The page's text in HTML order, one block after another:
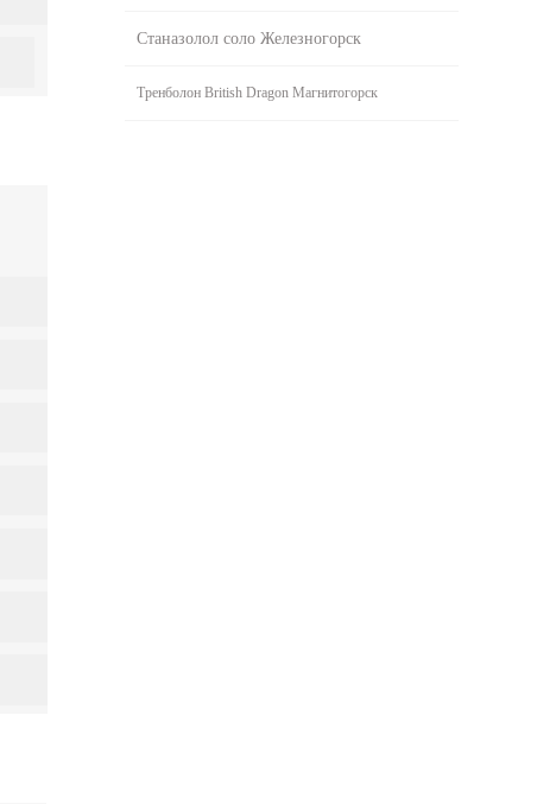
Станазолол соло Железногорск
Тренболон British Dragon Магнитогорск